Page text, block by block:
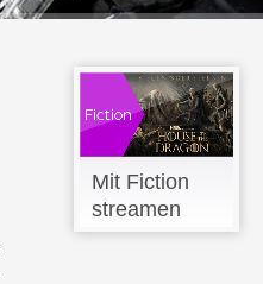
Mit Fiction
streamen